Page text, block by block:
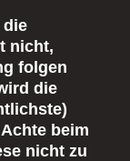
die
nicht,
folgen
die
beim
nicht zu